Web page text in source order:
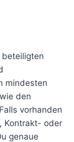
mindesten
den
vorhanden
Kontrakt- oder
genaue